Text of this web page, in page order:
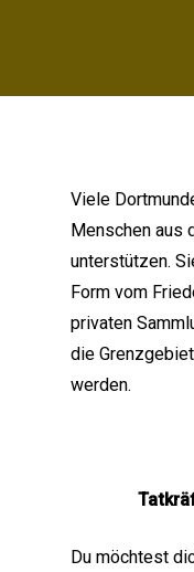
Viele
Menschen aus
unterstützen.
Form vom
privaten
die
werden.
Du möchtest